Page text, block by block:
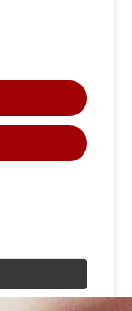
Válvula de cobre de latón de extintor de polvo seco de precio barato